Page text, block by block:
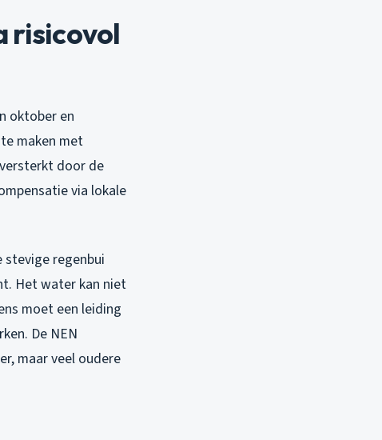
risicovol
oktober en
maken met
door de
via lokale
stevige regenbui
Het water kan niet
moet een leiding
De NEN
maar veel oudere